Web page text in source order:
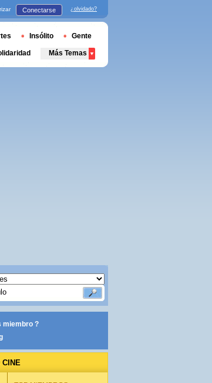
miembro ?
CINE
Conectarse ¿olvidado?
Insólito Gente
Más Temas